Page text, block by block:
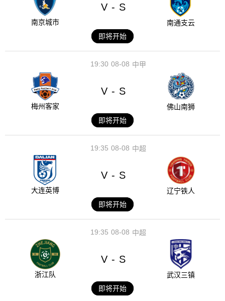
南京城市
V - S
南通支云
即将开始
08-08
19:30 中甲
梅州客家
V - S
佛山南狮
即将开始
08-08
19:35 中超
大连英博
V - S
辽宁铁人
即将开始
08-08
19:35 中超
浙江队
V - S
武汉三镇
即将开始